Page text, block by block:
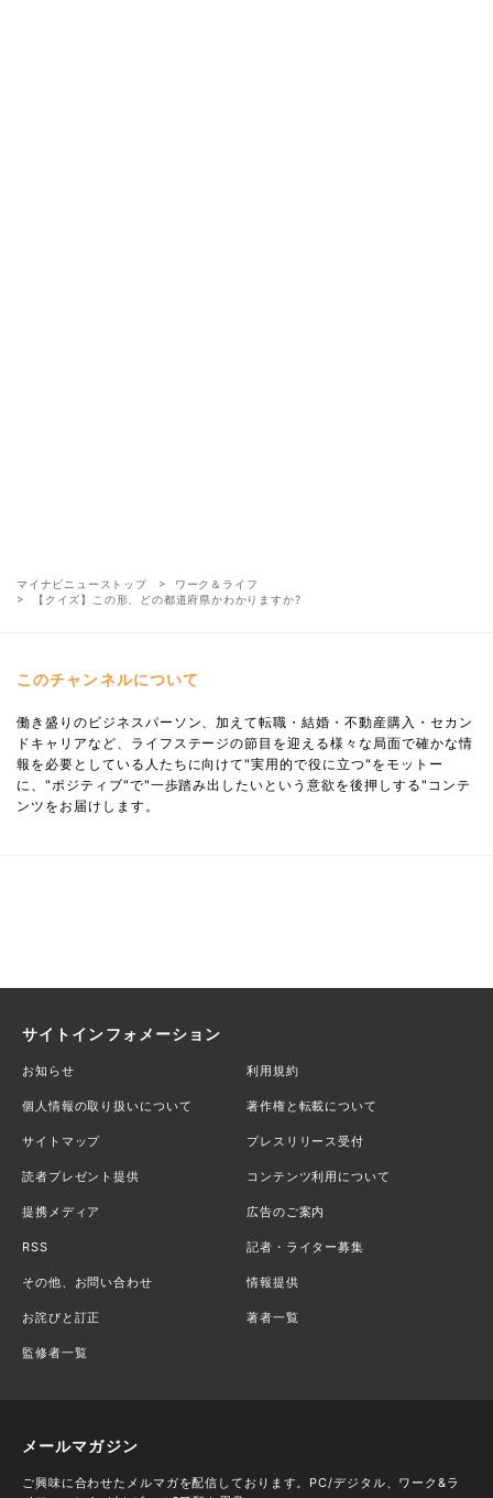
マイナビニューストップ
ワーク＆ライフ
【クイズ】この形、どの都道府県かわかりますか?
このチャンネルについて
働き盛りのビジネスパーソン、加えて転職・結婚・不動産購入・セカン
ドキャリアなど、ライフステージの節目を迎える様々な局面で確かな情
報を必要としている人たちに向けて"実用的で役に立つ"をモットー
に、"ポジティブ"で"一歩踏み出したいという意欲を後押しする"コンテ
ンツをお届けします。
サイトインフォメーション
お知らせ 利用規約
個人情報の取り扱いについて 著作権と転載について
サイトマップ プレスリリース受付
読者プレゼント提供 コンテンツ利用について
提携メディア 広告のご案内
RSS 記者・ライター募集
その他、お問い合わせ 情報提供
お詫びと訂正 著者一覧
監修者一覧
メールマガジン
ご興味に合わせたメルマガを配信しております。PC/デジタル、ワーク&ラ